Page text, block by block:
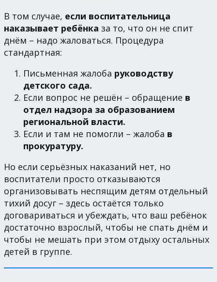
В том случае, если воспитательница
наказывает ребёнка за то, что он не спит
днём – надо жаловаться. Процедура
стандартная:
Письменная жалоба руководству
детского сада.
Если вопрос не решён – обращение в
отдел надзора за образованием
региональной власти.
Если и там не помогли – жалоба в
прокуратуру.
Но если серьёзных наказаний нет, но
воспитатели просто отказываются
организовывать неспящим детям отдельный
тихий досуг – здесь остаётся только
договариваться и убеждать, что ваш ребёнок
достаточно взрослый, чтобы не спать днём и
чтобы не мешать при этом отдыху остальных
детей в группе.